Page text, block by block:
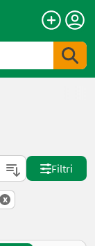
Filtri
x